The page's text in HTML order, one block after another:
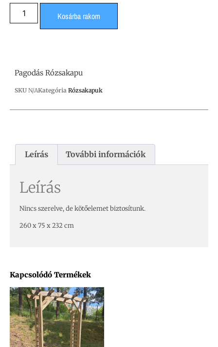
Kosárba rakom
Kapcsolódó Termékek
Pagodás Rózsakapu
SKU N/AKategória Rózsakapuk
Leírás További információk
Leírás
Nincs szerelve, de kötőelemet biztosítunk.
260 x 75 x 232 cm